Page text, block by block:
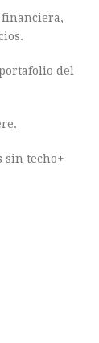
financiera,
del
sin techo+